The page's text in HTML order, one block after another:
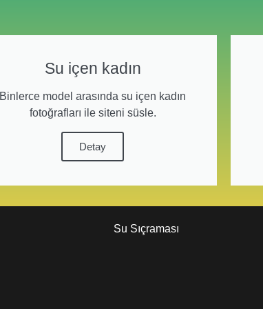
Su içen kadın
Binlerce model arasında su içen kadın
fotoğrafları ile siteni süsle.
Detay
Su Sıçraması